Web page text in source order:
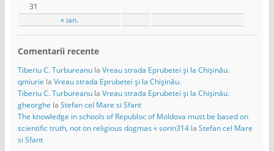
« ian.
31
Comentarii recente
Tiberiu C. Turbureanula Vreau strada Eprubetei și la Chișinău.
qmiurie la Vreau strada Eprubetei și la Chișinău.
Tiberiu C. Turbureanula Vreau strada Eprubetei și la Chișinău.
gheorghe la Stefan cel Mare si Sfant
The knowledge in schools of Republoc of Moldova must be based on
scientific truth, not on religious dogmas « sorin314la Stefan cel Mare
si Sfant